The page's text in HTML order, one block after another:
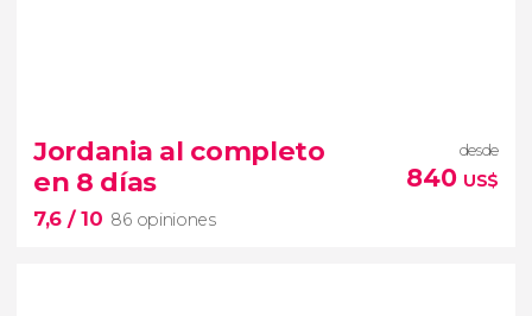
60 opiniones
viajar a Jordania
tour de 8
días
Amán Petra Wadi Rum
Jordania al completo
en 8 días
7,6 / 10 86 opiniones
desde
840 US$